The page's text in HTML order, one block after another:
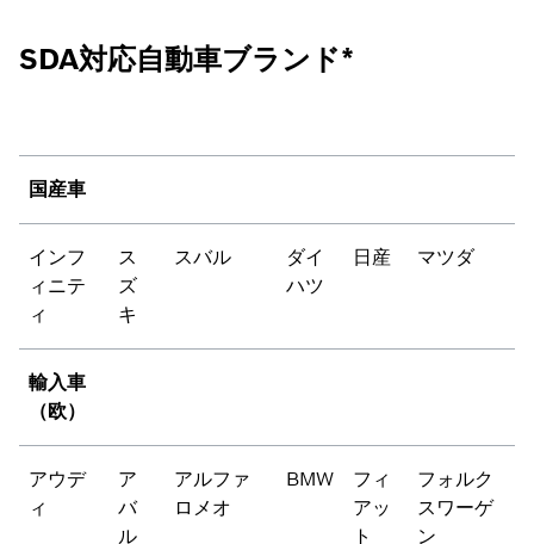
SDA対応自動車ブランド*
国産車
インフ
ィニテ
ィ
ス
ズ
キ
スバル
ダイ
ハツ
日産 マツダ
輸入車
（欧）
アウデ
ィ
ア
バ
ル
アルファ
ロメオ
BMW
フィ
アッ
ト
フォルク
スワーゲ
ン